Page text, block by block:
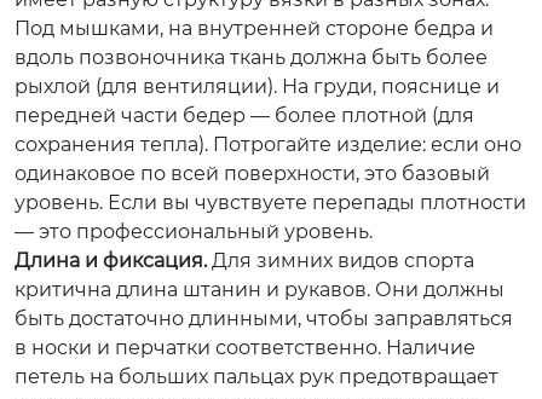
Под мышками, на внутренней стороне бедра и
вдоль позвоночника ткань должна быть более
рыхлой (для вентиляции). На груди, пояснице и
передней части бедер — более плотной (для
сохранения тепла). Потрогайте изделие: если оно
одинаковое по всей поверхности, это базовый
уровень. Если вы чувствуете перепады плотности
— это профессиональный уровень.
Длина и фиксация.Для зимних видов спорта
критична длина штанин и рукавов. Они должны
быть достаточно длинными, чтобы заправляться
в носки и перчатки соответственно. Наличие
петель на больших пальцах рук предотвращает